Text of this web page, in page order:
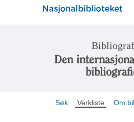
Den
Søk Verkliste Om